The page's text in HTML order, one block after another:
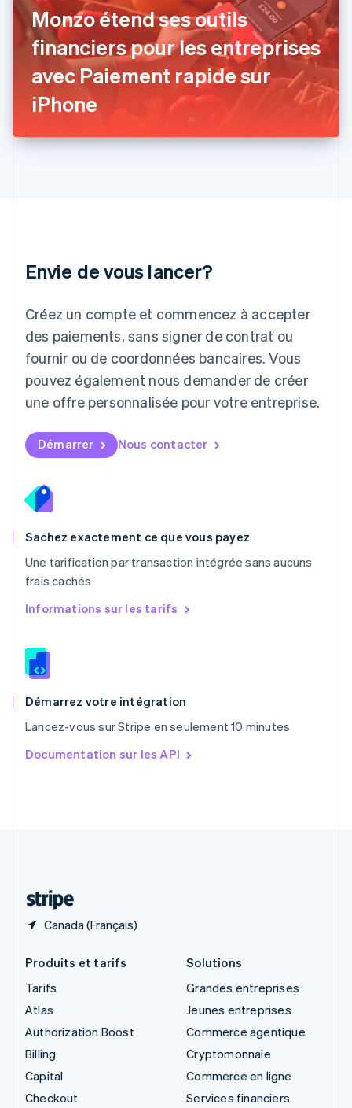
Monzo étend ses outils
financiers pour les entreprises
avec Paiement rapide sur
iPhone
Envie de vous lancer?
Créez un compte et commencez à accepter
des paiements, sans signer de contrat ou
fournir ou de coordonnées bancaires. Vous
pouvez également nous demander de créer
une offre personnalisée pour votre entreprise.
Démarrer Nous contacter
Sachez exactement ce que vous payez
Une tarification par transaction intégrée sans aucuns
frais cachés
Informations sur les tarifs
Démarrez votre intégration
Lancez-vous sur Stripe en seulement 10 minutes
Documentation sur les API
Canada (Français)
Grèce
English
Hongrie
English
Inde
English
Irlande
Italie
Lituanie
English
Français DeutschEnglish
Malaisie
English 简体中文
Malte
English
Mexique
EspañolEnglish
English
Nouvelle-Zélande
Pays-Bas
Nederlands
English
PortuguêsEnglish
RAS de Hong Kong, Chine
English
Roumanie
Royaume-Uni
English
English简体中文
English
Produits et tarifs
Tarifs
Atlas
Authorization Boost
Billing
Capital
Checkout
Solutions
Grandes entreprises
Jeunes entreprises
Commerce agentique
Cryptomonnaie
Commerce en ligne
Services financiers